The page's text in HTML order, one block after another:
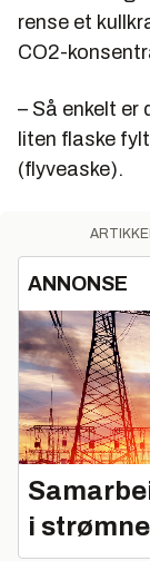
rense et
CO2-
– Så enkelt er
liten flaske
(flyveaske).
ANNONSE
i